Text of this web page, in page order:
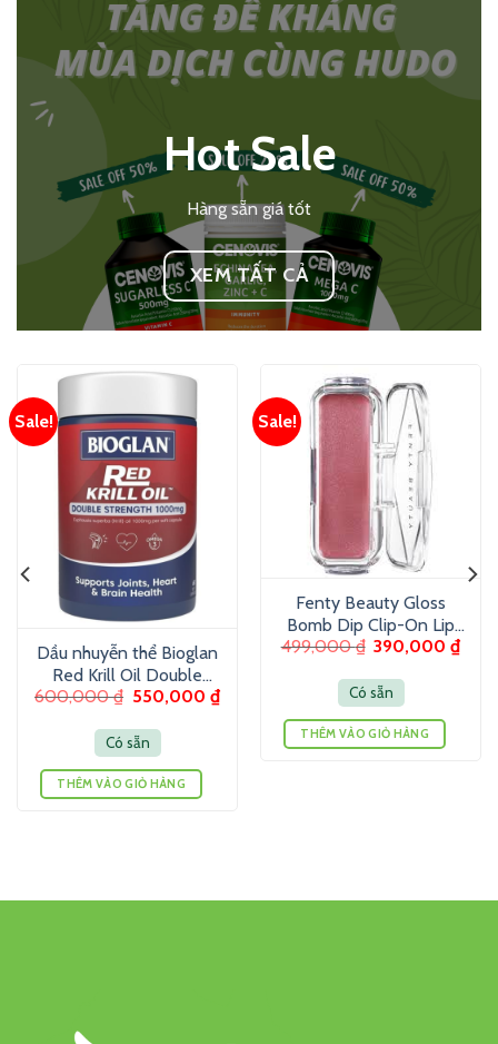
Hot Sale
Hàng sẵn giá tốt
XEM TẤT CẢ
Sale!
Dầu nhuyễn thể Bioglan
Red Krill Oil Double
Strength 1000mg 60
600,000₫ 550,000 ₫
Có sẵn
THÊM VÀO GIỎ HÀNG
Sale!
Fenty Beauty Gloss
Bomb Dip Clip-On Lip
Luminizer 6g – Son
499,000₫ 390,000₫
Có sẵn
THÊM VÀO GIỎ HÀNG